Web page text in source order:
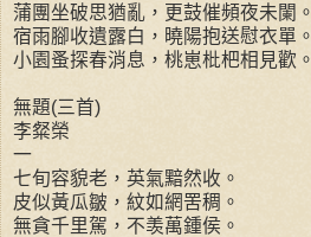
蒲團坐破思猶亂，更鼓催頻夜未闌。
宿雨腳收遺露白，曉陽抱送慰衣單。
小園蚤探春消息，桃崽枇杷相見歡。
無題(三首)
李粲榮
一
七旬容貌老，英氣黯然收。
皮似黃瓜皺，紋如網罟稠。
無貪千里駕，不羡萬鍾侯。